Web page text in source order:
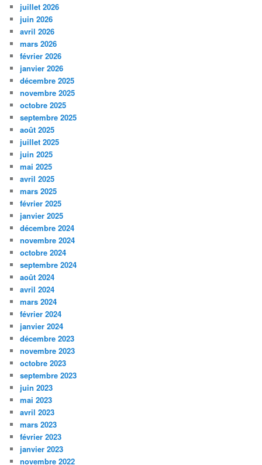
juillet 2026
juin 2026
avril 2026
mars 2026
février 2026
janvier 2026
décembre 2025
novembre 2025
octobre 2025
septembre 2025
août 2025
juillet 2025
juin 2025
mai 2025
avril 2025
mars 2025
février 2025
janvier 2025
décembre 2024
novembre 2024
octobre 2024
septembre 2024
août 2024
avril 2024
mars 2024
février 2024
janvier 2024
décembre 2023
novembre 2023
octobre 2023
septembre 2023
juin 2023
mai 2023
avril 2023
mars 2023
février 2023
janvier 2023
novembre 2022